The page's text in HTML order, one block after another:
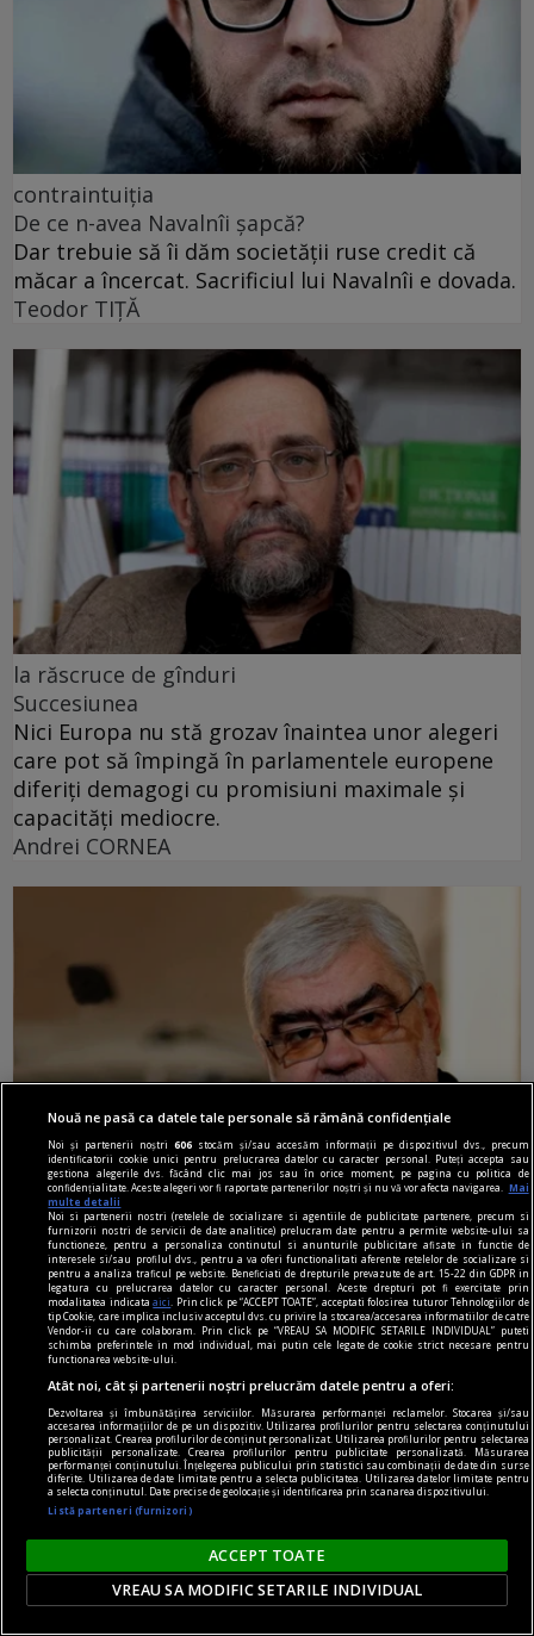
contraintuiția
De ce n-avea Navalnîi șapcă?
Dar trebuie să îi dăm societății ruse credit că
măcar a încercat. Sacrificiul lui Navalnîi e dovada.
Teodor TIŢĂ
la răscruce de gînduri
Succesiunea
Nici Europa nu stă grozav înaintea unor alegeri
care pot să împingă în parlamentele europene
diferiți demagogi cu promisiuni maximale și
capacități mediocre.
Andrei CORNEA
nici așa, nici altminteri
Cum trebuie să fie un președinte
Nu cred în nici o campanie electorală construită
pe negativitate, pe agresiune, pe obsesii strict
individuale.
Andrei PLEŞU
Nouă ne pasă ca datele tale personale să rămână confidențiale
Noi și partenerii noștri606 stocăm și/sau accesăm informații pe dispozitivul dvs., precum
identificatorii cookie unici pentru prelucrarea datelor cu caracter personal. Puteți accepta sau
gestiona alegerile dvs. făcând clic mai jos sau în orice moment, pe pagina cu politica de
confidențialitate. Aceste alegeri vor fi raportate partenerilor noștri și nu vă vor afecta navigarea.
Mai
multe detalii
Noi si partenerii nostri (retelele de socializare si agentiile de publicitate partenere, precum si
furnizorii nostri de servicii de date analitice) prelucram date pentru a permite website-ului sa
functioneze, pentru a personaliza continutul si anunturile publicitare afisate in functie de
interesele si/sau profilul dvs., pentru a va oferi functionalitati aferente retelelor de socializare si
pentru a analiza traficul pe website. Beneficiati de drepturile prevazute de art. 15-22 din GDPR in
legatura cu prelucrarea datelor cu caracter personal. Aceste drepturi pot fi exercitate prin
modalitatea indicataaici
. Prin click pe “ACCEPT TOATE”, acceptati folosirea tuturor Tehnologiilor de
tip Cookie, care implica inclusiv acceptul dvs. cu privire la stocarea/accesarea informatiilor de catre
Vendor-ii cu care colaboram. Prin click pe “VREAU SA MODIFIC SETARILE INDIVIDUAL” puteti
schimba preferintele in mod individual, mai putin cele legate de cookie strict necesare pentru
functionarea website-ului.
Atât noi, cât și partenerii noștri prelucrăm datele pentru a oferi:
Dezvoltarea și îmbunătățirea serviciilor. Măsurarea performanței reclamelor. Stocarea și/sau
accesarea informațiilor de pe un dispozitiv. Utilizarea profilurilor pentru selectarea conținutului
personalizat. Crearea profilurilor de conținut personalizat. Utilizarea profilurilor pentru selectarea
publicității personalizate. Crearea profilurilor pentru publicitate personalizată. Măsurarea
performanței conținutului. Înțelegerea publicului prin statistici sau combinații de date din surse
diferite. Utilizarea de date limitate pentru a selecta publicitatea. Utilizarea datelor limitate pentru
a selecta conținutul. Date precise de geolocație și identificarea prin scanarea dispozitivului.
Listă parteneri (furnizori)
ACCEPT TOATE
VREAU SA MODIFIC SETARILE INDIVIDUAL